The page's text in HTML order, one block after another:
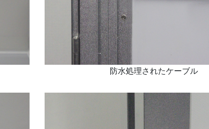
防水処理されたケーブル